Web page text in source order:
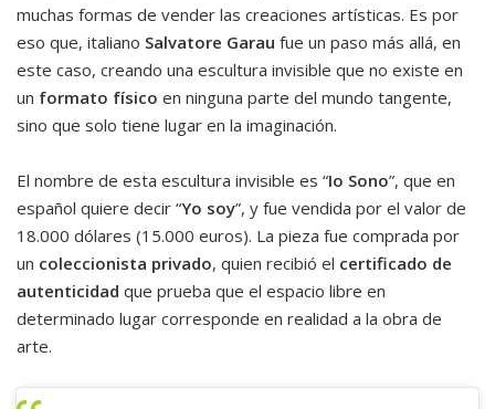
muchas formas de vender las creaciones artísticas. Es por
eso que, italiano Salvatore Garau fue un paso más allá, en
este caso, creando una escultura invisible que no existe en
un formato físico en ninguna parte del mundo tangente,
sino que solo tiene lugar en la imaginación.
El nombre de esta escultura invisible es “Io Sono”, que en
español quiere decir “Yo soy”, y fue vendida por el valor de
18.000 dólares (15.000 euros). La pieza fue comprada por
un coleccionista privado, quien recibió el certificado de
autenticidad que prueba que el espacio libre en
determinado lugar corresponde en realidad a la obra de
arte.